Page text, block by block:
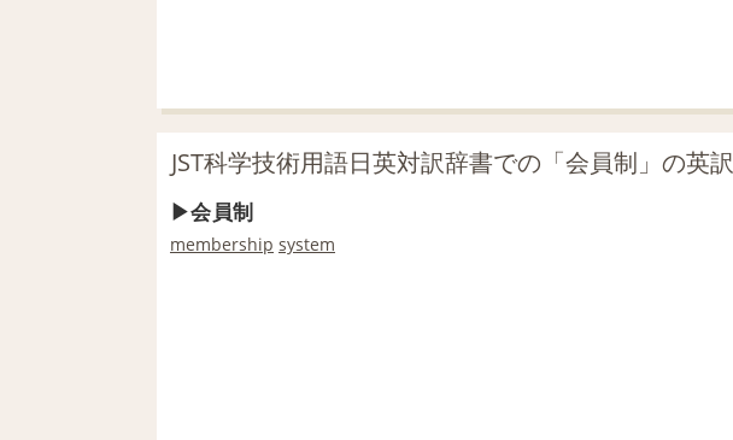
JST科学技術用語日英対訳辞書での「会員制」の英訳
会員制
membership system